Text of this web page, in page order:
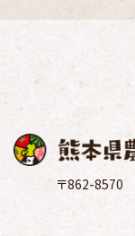
〒862-8570